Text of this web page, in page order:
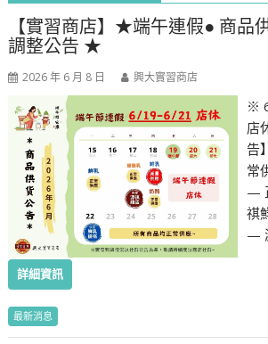
【實習商店】★端午連假● 商品
調整公告 ★
2026 年 6 月 8 日 興大實習商店
※
店
告
常
—
祺
—
詳細資訊
最新消息